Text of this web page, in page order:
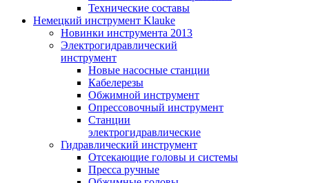
Технические составы
Немецкий инструмент Klauke
Новинки инструмента 2013
Электрогидравлический
инструмент
Новые насосные станции
Кабелерезы
Обжимной инструмент
Опрессовочный инструмент
Станции
электрогидравлические
Гидравлический инструмент
Отсекающие головы и системы
Пресса ручные